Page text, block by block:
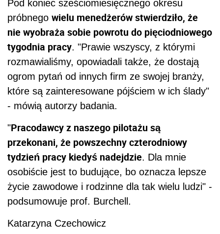
Pod koniec sześciomiesięcznego okresu
próbnego wielu menedżerów stwierdziło, że
nie wyobraża sobie powrotu do pięciodniowego
tygodnia pracy. "Prawie wszyscy, z którymi
rozmawialiśmy, opowiadali także, że dostają
ogrom pytań od innych firm ze swojej branży,
które są zainteresowane pójściem w ich ślady"
- mówią autorzy badania.
"Pracodawcy z naszego pilotażu są
przekonani, że powszechny czterodniowy
tydzień pracy kiedyś nadejdzie. Dla mnie
osobiście jest to budujące, bo oznacza lepsze
życie zawodowe i rodzinne dla tak wielu ludzi" -
podsumowuje prof. Burchell.
Katarzyna Czechowicz